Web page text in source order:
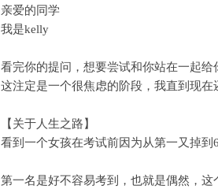
亲爱的同学
我是kelly
看完你的提问，想要尝试和你站在一起给
这注定是一个很焦虑的阶段，我直到现在
【关于人生之路】
看到一个女孩在考试前因为从第一又掉到
第一名是好不容易考到，也就是偶然，